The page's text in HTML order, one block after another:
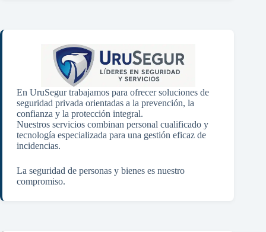
En UruSegur trabajamos para ofrecer soluciones de
seguridad privada orientadas a la prevención, la
confianza y la protección integral.
Nuestros servicios combinan personal cualificado y
tecnología especializada para una gestión eficaz de
incidencias.
La seguridad de personas y bienes es nuestro
compromiso.